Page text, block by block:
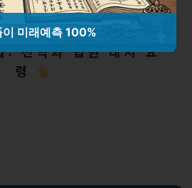
에서 변제금 미납 문제
: 전략과 법원 대처 요
령
이 미래예측 100%